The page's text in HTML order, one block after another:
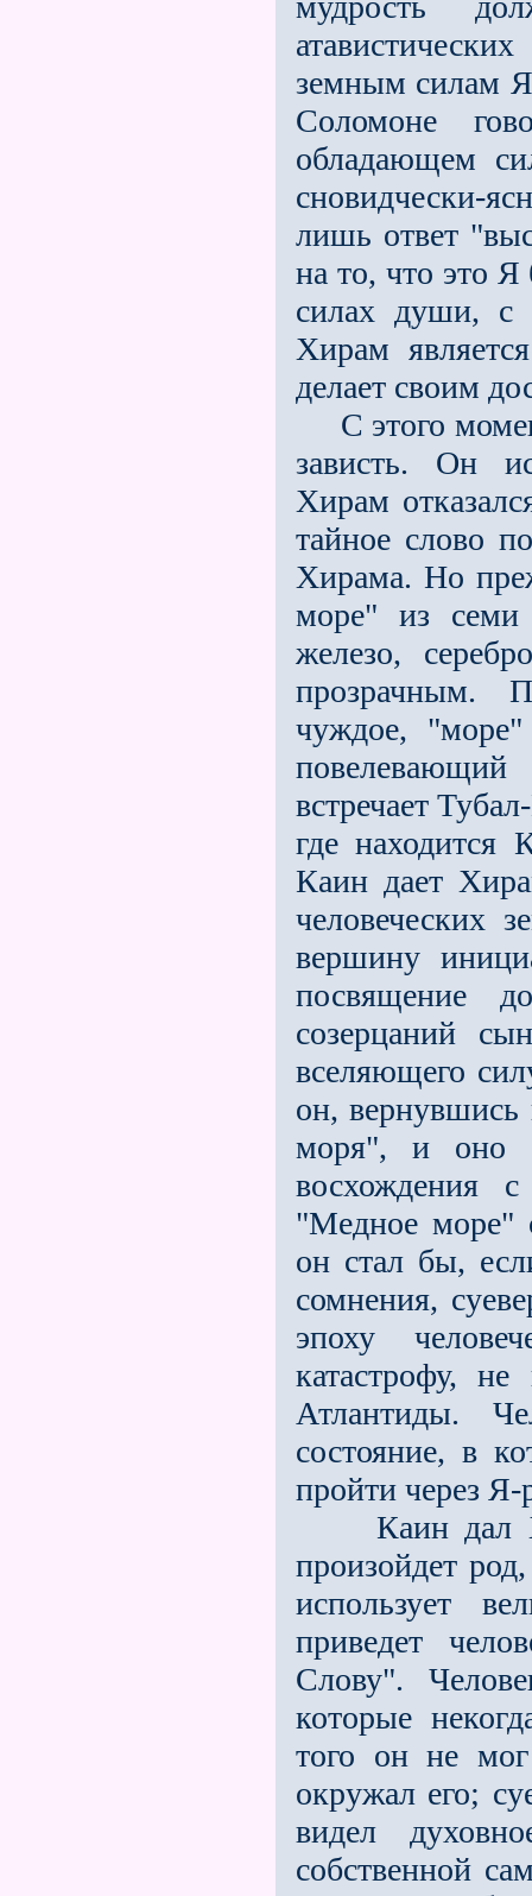
земным силам
Соломоне
обладающем
сновидчески-
лишь ответ
на то, что это Я
силах души, с
Хирам
делает своим
С этого
зависть. Он
Хирам
тайное слово
Хирама. Но
море" из семи
железо,
прозрачным.
чуждое, "море"
встречает
где находится
Каин дает
человеческих
вершину
посвящение
созерцаний
вселяющего
он, вернувшись
моря", и оно
восхождения
"Медное море"
он стал бы,
сомнения,
эпоху
катастрофу,
Атлантиды.
состояние, в
пройти через Я-
Каин дал
произойдет
использует
приведет
Слову".
которые
того он не
окружал его;
видел
собственной